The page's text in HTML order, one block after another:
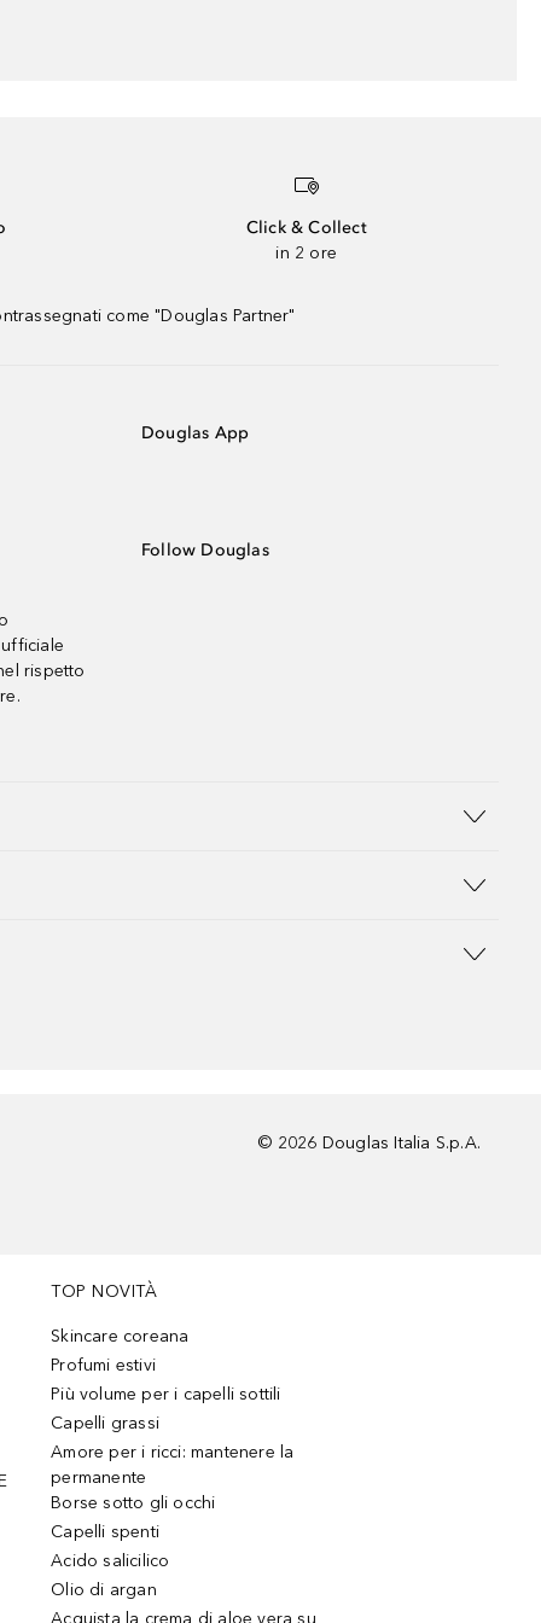
Click & Collect
in 2 ore
come "Douglas Partner"
rispetto
Douglas App
Follow Douglas
© 2026 Douglas Italia S.p.A.
TOP NOVITÀ
Skincare coreana
Profumi estivi
Più volume per i capelli sottili
Capelli grassi
Amore per i ricci: mantenere la
permanente
Borse sotto gli occhi
Capelli spenti
Acido salicilico
Olio di argan
Acquista la crema di aloe vera su